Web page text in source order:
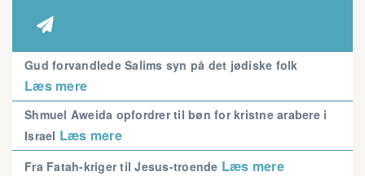

Gud forvandlede Salims syn på det jødiske folk
Læs mere
Shmuel Aweida opfordrer til bøn for kristne arabere i
Israel Læs mere
Fra Fatah-kriger til Jesus-troende Læs mere